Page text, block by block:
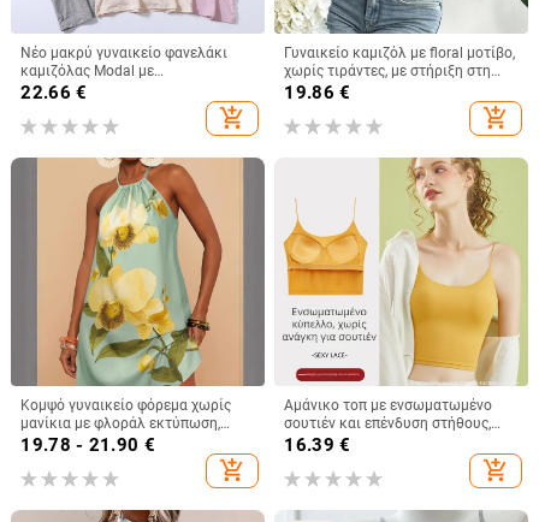
Νέο μακρύ γυναικείο φανελάκι
καμιζόλας Modal με
ενσωματωμένο τοπ και λάστιχο
σουτιέν
22.66 €
add_shopping_cart
Γυναικείο καμιζόλ με floral μοτίβο,
χωρίς τιράντες, με στήριξη στη
μέση, ultra-short μήκος,
19.86 €
add_shopping_cart
Κομψό γυναικείο φόρεμα χωρίς
μανίκια με φλοράλ εκτύπωση,
λεπτές τιράντες και λεπτομέρεια
δέσιμου, μίνι μήκος, γραμμή Α,
casual
19.78 - 21.90 €
add_shopping_cart
Αμάνικο τοπ με ενσωματωμένο
σουτιέν και επένδυση στήθους,
βαμβακερό, κοντό μήκος, τιράντες
16.39 €
add_shopping_cart